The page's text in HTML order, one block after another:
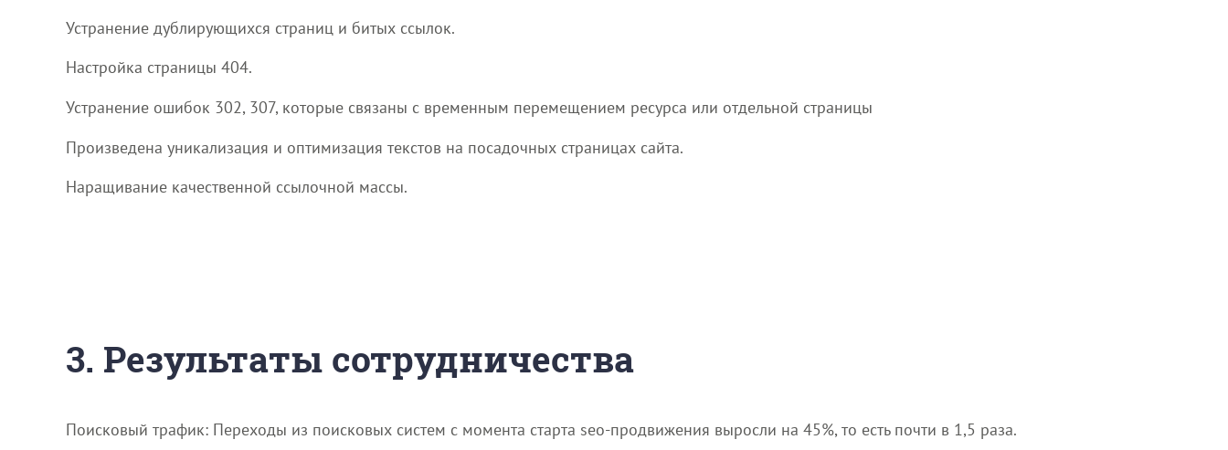
Устранение дублирующихся страниц и битых ссылок.
Настройка страницы 404.
Устранение ошибок 302, 307, которые связаны с временным перемещением ресурса или отдельной страницы
Произведена уникализация и оптимизация текстов на посадочных страницах сайта.
Наращивание качественной ссылочной массы.
3. Результаты сотрудничества
Поисковый трафик: Переходы из поисковых систем с момента старта seo-продвижения выросли на 45%, то есть почти в 1,5 раза.